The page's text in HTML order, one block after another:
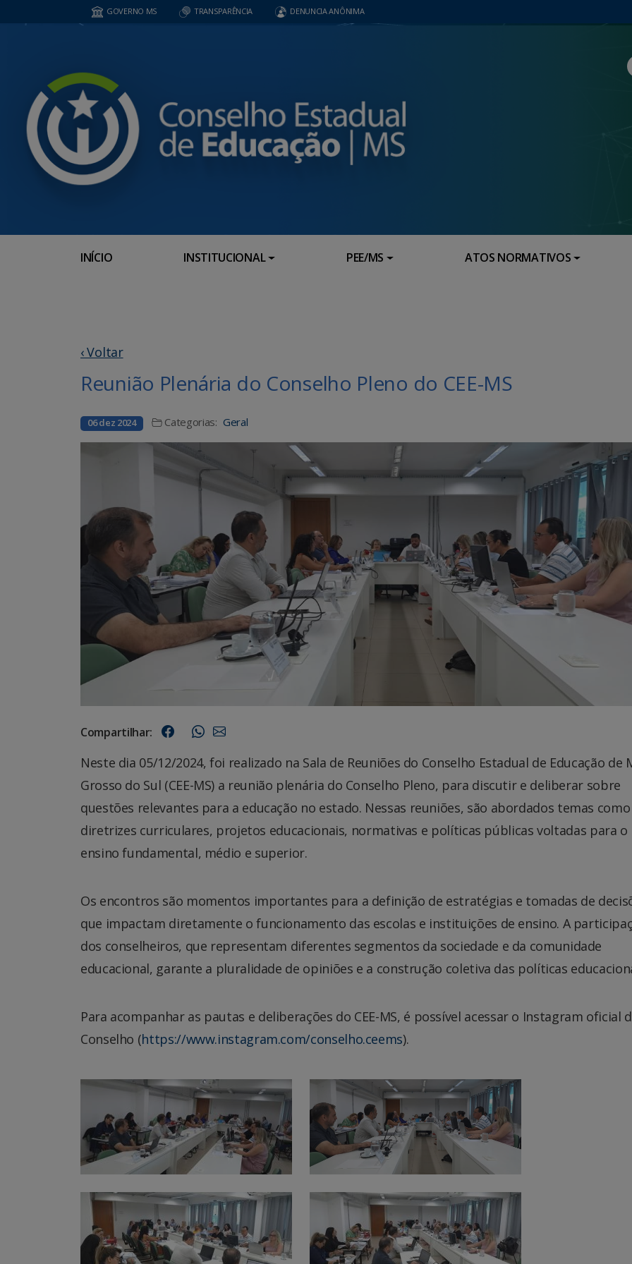
GOVERNO MS TRANSPARÊNCIA DENUNCIA ANÔNIMA
INÍCIO INSTITUCIONAL PEE/MS ATOS NORMATIVOS
‹ Voltar
Reunião Plenária do Conselho Pleno do CEE-MS
06 dez 2024 Categorias: Geral
Compartilhar:
Neste dia 05/12/2024, foi realizado na Sala de Reuniões do Conselho Estadual de Educação de
Grosso do Sul (CEE-MS) a reunião plenária do Conselho Pleno, para discutir e deliberar sobre
questões relevantes para a educação no estado. Nessas reuniões, são abordados temas como
diretrizes curriculares, projetos educacionais, normativas e políticas públicas voltadas para o
ensino fundamental, médio e superior.
Os encontros são momentos importantes para a definição de estratégias e tomadas de
que impactam diretamente o funcionamento das escolas e instituições de ensino. A
dos conselheiros, que representam diferentes segmentos da sociedade e da comunidade
educacional, garante a pluralidade de opiniões e a construção coletiva das políticas
Para acompanhar as pautas e deliberações do CEE-MS, é possível acessar o Instagram oficial
Conselho (https://www.instagram.com/conselho.ceems).